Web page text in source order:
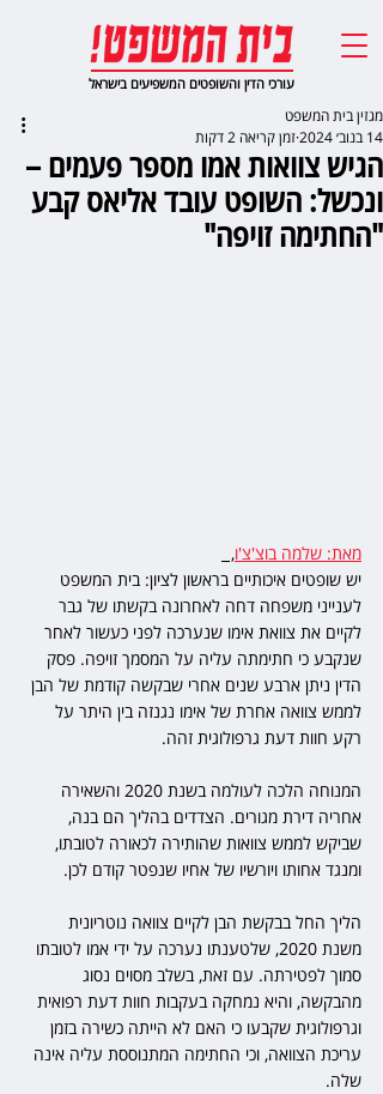
עורכי הדין והשופטים המשפיעים בישראל
הגיש צוואות אמו מספר פעמים –
ונכשל: השופט עובד אליאס קבע
"החתימה זויפה"
מגזין בית המשפט
14 בנוב׳ 2024
זמן קריאה 2 דקות
מאת: שלמה בוצ'צ'ו,
יש שופטים איכותיים בראשון לציון: בית המשפט
לענייני משפחה דחה לאחרונה בקשתו של גבר
לקיים את צוואת אימו שנערכה לפני כעשור לאחר
שנקבע כי חתימתה עליה על המסמך זויפה. פסק
הדין ניתן ארבע שנים אחרי שבקשה קודמת של הבן
לממש צוואה אחרת של אימו נגנזה בין היתר על
רקע חוות דעת גרפולוגית זהה.
המנוחה הלכה לעולמה בשנת 2020 והשאירה
אחריה דירת מגורים. הצדדים בהליך הם בנה,
שביקש לממש צוואות שהותירה לכאורה לטובתו,
ומנגד אחותו ויורשיו של אחיו שנפטר קודם לכן.
הליך החל בבקשת הבן לקיים צוואה נוטריונית
משנת 2020, שלטענתו נערכה על ידי אמו לטובתו
סמוך לפטירתה. עם זאת, בשלב מסוים נסוג
מהבקשה, והיא נמחקה בעקבות חוות דעת רפואית
וגרפולוגית שקבעו כי האם לא הייתה כשירה בזמן
עריכת הצוואה, וכי החתימה המתנוססת עליה אינה
שלה.